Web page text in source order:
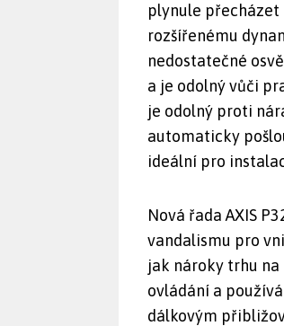
plynule
rozšířenému
nedostatečné
a je odolný vůči
je odolný proti
automaticky
ideální pro
Nová řada AXIS
vandalismu pro
jak nároky trhu
ovládání a
dálkovým